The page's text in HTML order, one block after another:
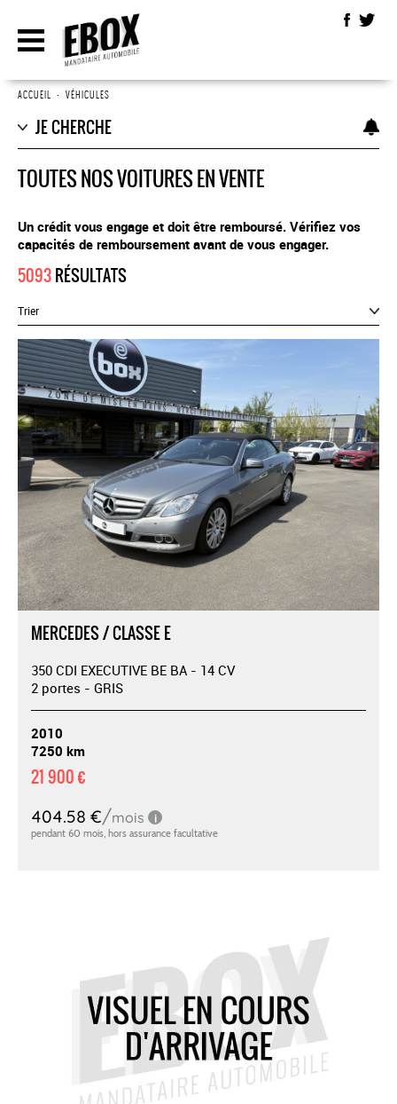
ACCUEIL • VÉHICULES
JE CHERCHE
TOUTES NOS VOITURES EN VENTE
Un crédit vous engage et doit être remboursé. Vérifiez vos
capacités de remboursement avant de vous engager.
5093RÉSULTATS
Trier
MERCEDES / CLASSE E
350 CDI EXECUTIVE BE BA - 14 CV
2 portes - GRIS
2010
7250 km
21 900 €